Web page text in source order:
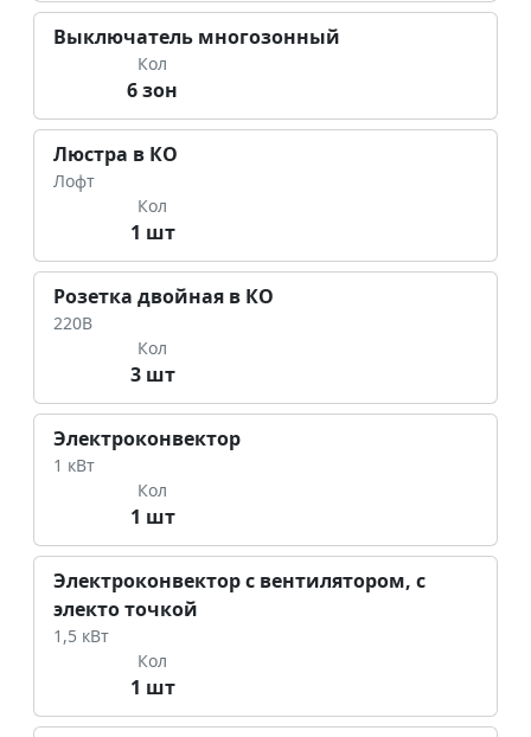
Выключатель многозонный
Кол
6 зон
Люстра в КО
Лофт
Кол
1 шт
Розетка двойная в КО
220В
Кол
3 шт
Электроконвектор
1 кВт
Кол
1 шт
Электроконвектор с вентилятором, с
электо точкой
1,5 кВт
Кол
1 шт